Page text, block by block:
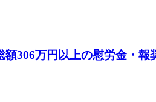
306万円以上の慰労金・